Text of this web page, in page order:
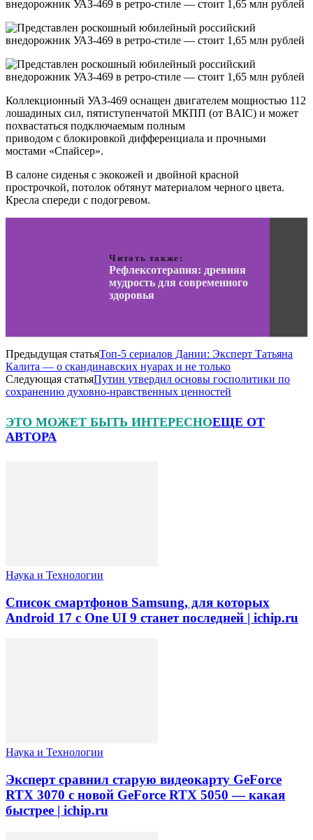
Коллекционный УАЗ-469 оснащен двигателем мощностью 112
лошадиных сил, пятиступенчатой МКПП (от BAIC) и может
похвастаться подключаемым полным
приводом с блокировкой дифференциала и прочными
мостами «Спайсер».
В салоне сиденья с экокожей и двойной красной
прострочкой, потолок обтянут материалом черного цвета.
Кресла спереди с подогревом.
Читать также:
Рефлексотерапия: древняя
мудрость для современного
здоровья
Предыдущая статьяТоп-5 сериалов Дании: Эксперт Татьяна
Калита — о скандинавских нуарах и не только
Следующая статьяПутин утвердил основы госполитики по
сохранению духовно-нравственных ценностей
ЭТО МОЖЕТ БЫТЬ ИНТЕРЕСНОЕЩЕ ОТ
АВТОРА
Наука и Технологии
Список смартфонов Samsung, для которых
Android 17 с One UI 9 станет последней | ichip.ru
Наука и Технологии
Эксперт сравнил старую видеокарту GeForce
RTX 3070 с новой GeForce RTX 5050 — какая
быстрее | ichip.ru